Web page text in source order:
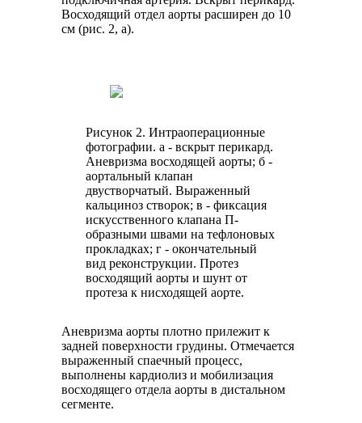
Восходящий отдел аорты расширен до 10
см (рис. 2, а).
Рисунок 2. Интраоперационные
фотографии. а - вскрыт перикард.
Аневризма восходящей аорты; б -
аортальный клапан
двустворчатый. Выраженный
кальциноз створок; в - фиксация
искусственного клапана П-
образными швами на тефлоновых
прокладках; г - окончательный
вид реконструкции. Протез
восходящий аорты и шунт от
протеза к нисходящей аорте.
Аневризма аорты плотно прилежит к
задней поверхности грудины. Отмечается
выраженный спаечный процесс,
выполнены кардиолиз и мобилизация
восходящего отдела аорты в дистальном
сегменте.